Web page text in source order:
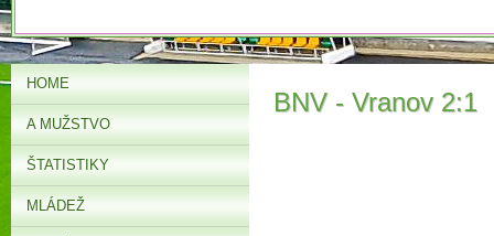
BNV - Vranov 2:1
HOME
A MUŽSTVO
ŠTATISTIKY
MLÁDEŽ